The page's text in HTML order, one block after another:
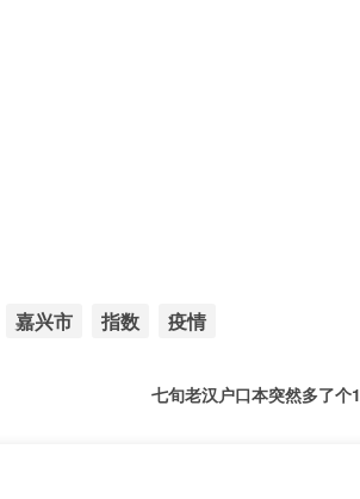
嘉兴市 指数 疫情
七旬老汉户口本突然多了个